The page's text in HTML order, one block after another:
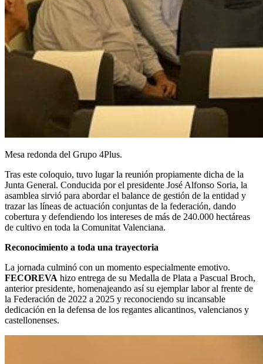
Mesa redonda del Grupo 4Plus.
Tras este coloquio, tuvo lugar la reunión propiamente dicha de la
Junta General. Conducida por el presidente José Alfonso Soria, la
asamblea sirvió para abordar el balance de gestión de la entidad y
trazar las líneas de actuación conjuntas de la federación, dando
cobertura y defendiendo los intereses de más de 240.000 hectáreas
de cultivo en toda la Comunitat Valenciana.
Reconocimiento a toda una trayectoria
La jornada culminó con un momento especialmente emotivo.
FECOREVA hizo entrega de su Medalla de Plata a Pascual Broch,
anterior presidente, homenajeando así su ejemplar labor al frente de
la Federación de 2022 a 2025 y reconociendo su incansable
dedicación en la defensa de los regantes alicantinos, valencianos y
castellonenses.